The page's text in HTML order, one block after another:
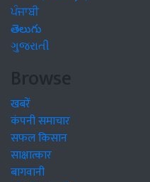
ਪੰਜਾਬੀ
తెలుగు
ગુજરાતી
Browse
खबरें
कंपनी समाचार
सफल किसान
साक्षात्कार
बागवानी